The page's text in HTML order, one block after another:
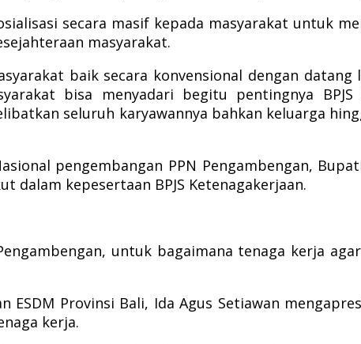
secara masif kepada masyarakat untuk
masyarakat.
baik secara konvensional dengan
bisa menyadari begitu pentingnya
seluruh karyawannya bahkan keluarga
pengembangan PPN Pengambengan,
dalam kepesertaan BPJS Ketenagakerjaan.
untuk bagaimana tenaga kerja
ESDM Provinsi Bali, Ida Agus Setiawan
kerja.